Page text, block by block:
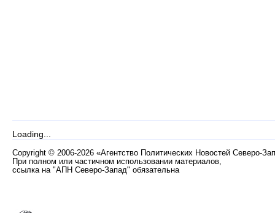
Loading...
Copyright © 2006-2026 «Агентство Политических Новостей Северо-
При полном или частичном использовании материалов,
ссылка на "АПН Северо-Запад" обязательна